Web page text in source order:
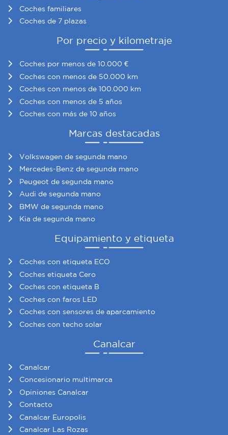
Coches familiares
Coches de 7 plazas
Por precio y kilometraje
Coches por menos de 10.000 €
Coches con menos de 50.000 km
Coches con menos de 100.000 km
Coches con menos de 5 años
Coches con más de 10 años
Marcas destacadas
Volkswagen de segunda mano
Mercedes-Benz de segunda mano
Peugeot de segunda mano
Audi de segunda mano
BMW de segunda mano
Kia de segunda mano
Equipamiento y etiqueta
Coches con etiqueta ECO
Coches etiqueta Cero
Coches con etiqueta B
Coches con faros LED
Coches con sensores de aparcamiento
Coches con techo solar
Canalcar
Canalcar
Concesionario multimarca
Opiniones Canalcar
Contacto
Canalcar Europolis
Canalcar Las Rozas